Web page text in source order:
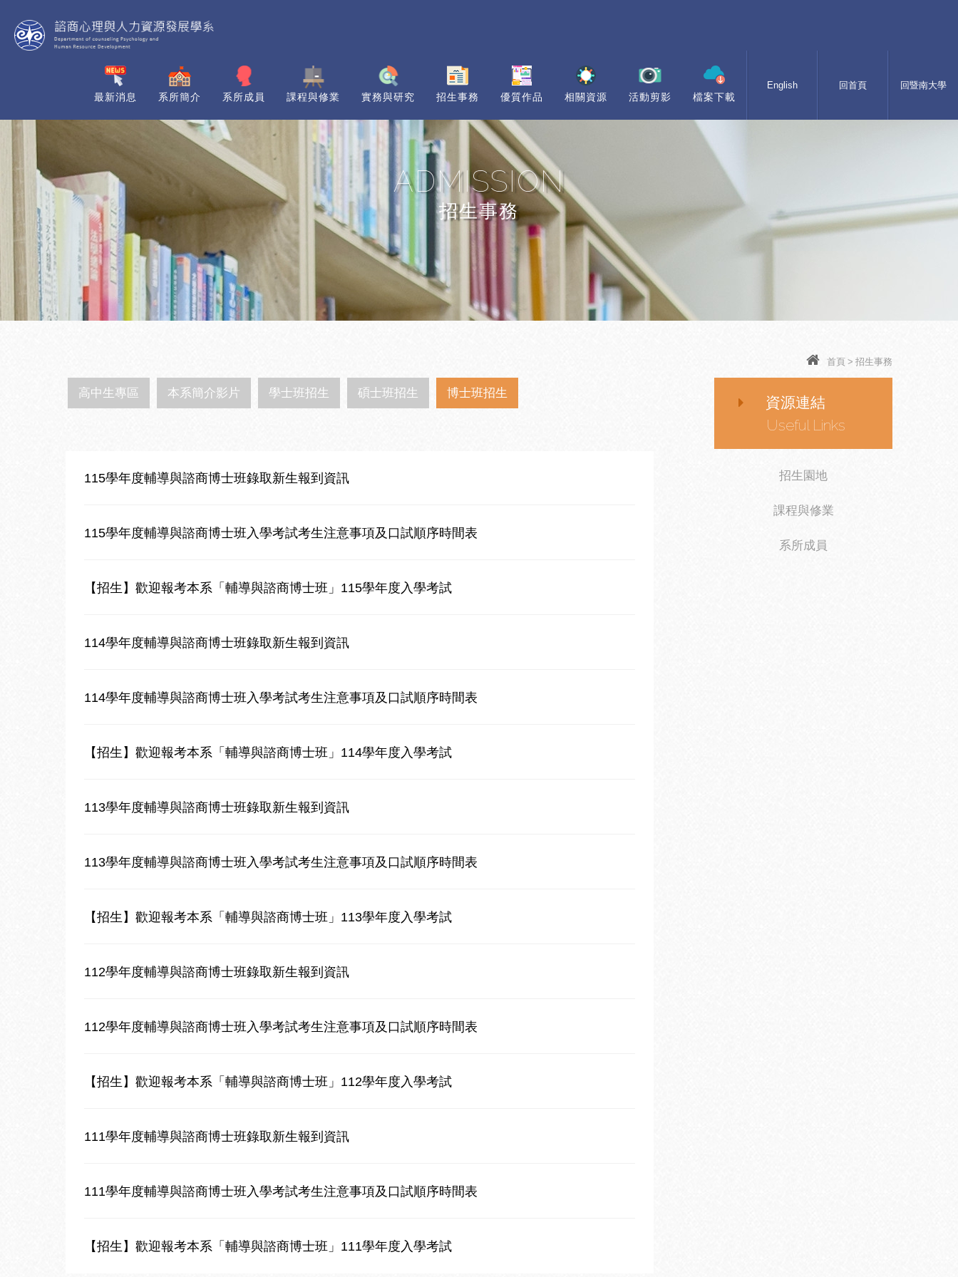
最新消息 系所簡介 系所成員 課程與修業 實務與研究 招生事務 優質作品 相關資源 活動剪影 檔案下載
English 回首頁 回暨南大學
ADMISSION
招生事務
首頁 > 招生事務
高中生專區 本系簡介影片 學士班招生 碩士班招生 博士班招生
115學年度輔導與諮商博士班錄取新生報到資訊
115學年度輔導與諮商博士班入學考試考生注意事項及口試順序時間表
【招生】歡迎報考本系「輔導與諮商博士班」115學年度入學考試
114學年度輔導與諮商博士班錄取新生報到資訊
114學年度輔導與諮商博士班入學考試考生注意事項及口試順序時間表
【招生】歡迎報考本系「輔導與諮商博士班」114學年度入學考試
113學年度輔導與諮商博士班錄取新生報到資訊
113學年度輔導與諮商博士班入學考試考生注意事項及口試順序時間表
【招生】歡迎報考本系「輔導與諮商博士班」113學年度入學考試
112學年度輔導與諮商博士班錄取新生報到資訊
112學年度輔導與諮商博士班入學考試考生注意事項及口試順序時間表
【招生】歡迎報考本系「輔導與諮商博士班」112學年度入學考試
111學年度輔導與諮商博士班錄取新生報到資訊
111學年度輔導與諮商博士班入學考試考生注意事項及口試順序時間表
【招生】歡迎報考本系「輔導與諮商博士班」111學年度入學考試
資源連結
Useful Links
招生園地
課程與修業
系所成員